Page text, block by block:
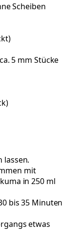
Scheiben
)
5 mm Stücke
)
lassen.
mit
in 250 ml
bis 35 Minuten
etwas